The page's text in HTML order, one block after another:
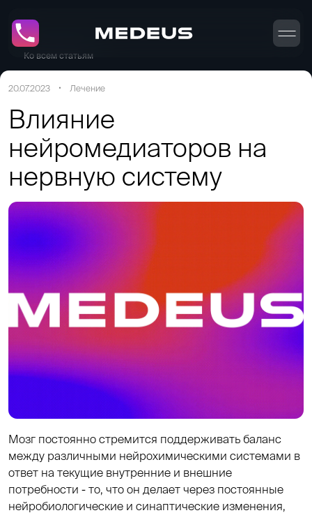
Ко всем статьям
20.07.2023 Лечение
Влияние
нейромедиаторов на
нервную систему
Мозг постоянно стремится поддерживать баланс
между различными нейрохимическими системами в
ответ на текущие внутренние и внешние
потребности - то, что он делает через постоянные
нейробиологические и синаптические изменения,